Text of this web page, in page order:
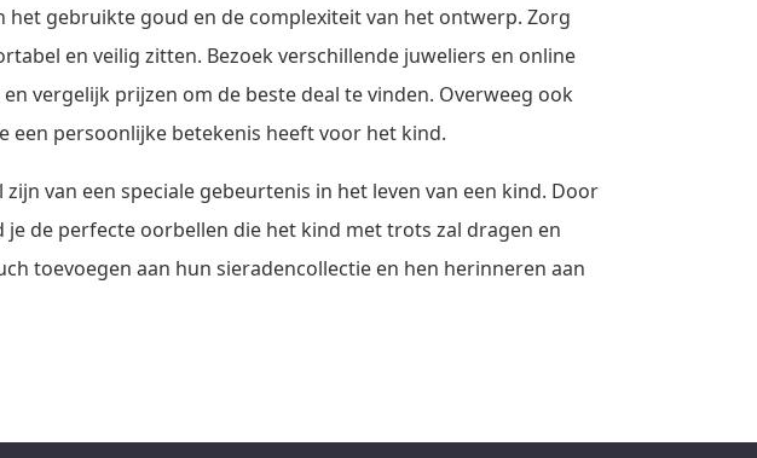
gebruikte goud en de complexiteit van het ontwerp. Zorg
en veilig zitten. Bezoek verschillende juweliers en online
vergelijk prijzen om de beste deal te vinden. Overweeg ook
een persoonlijke betekenis heeft voor het kind.
van een speciale gebeurtenis in het leven van een kind. Door
de perfecte oorbellen die het kind met trots zal dragen en
toevoegen aan hun sieradencollectie en hen herinneren aan